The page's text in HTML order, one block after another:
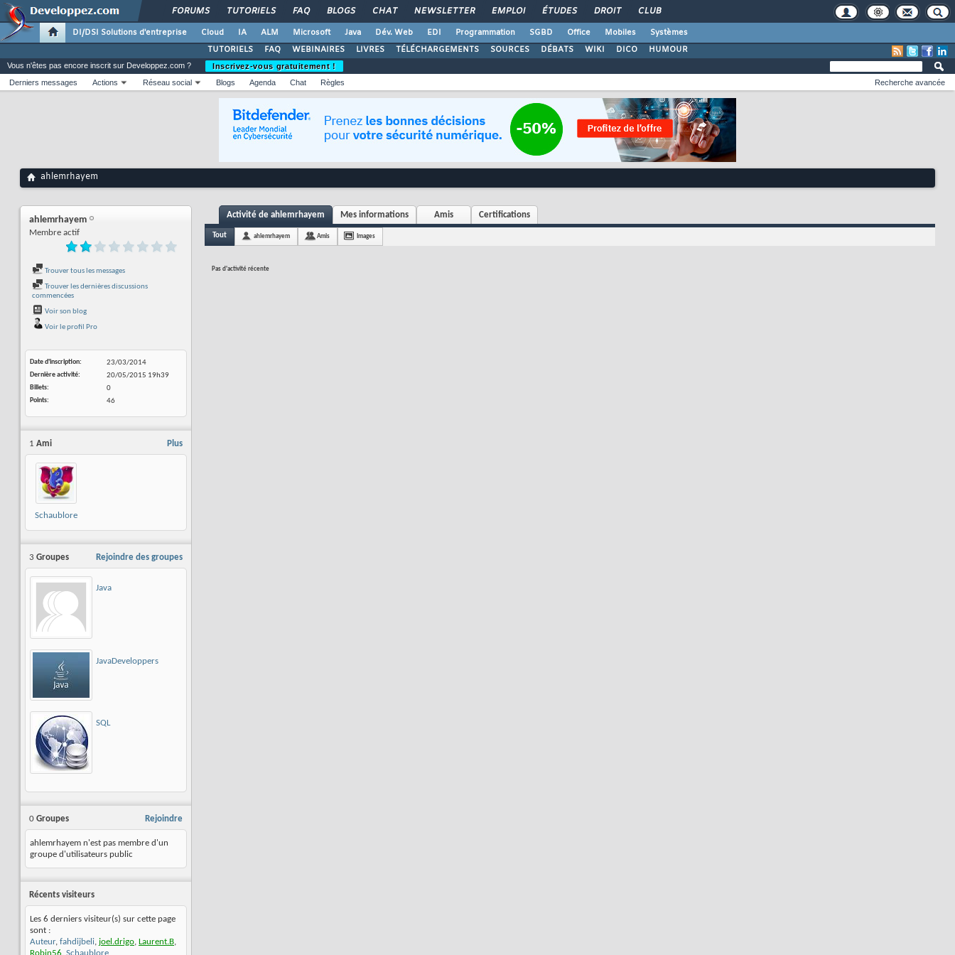
FORUMS TUTORIELS FAQ BLOGS CHAT NEWSLETTER EMPLOI ÉTUDES DROIT CLUB
DI/DSI Solutions d'entreprise Cloud IA ALM Microsoft Java Dév. Web EDI Programmation SGBD Office Mobiles
Systèmes
TUTORIELS
FAQ WEBINAIRES LIVRES TÉLÉCHARGEMENTS SOURCES DÉBATS WIKI DICO HUMOUR
Vous n'êtes pas encore inscrit sur Developpez.com ?
Inscrivez-vous gratuitement !
Derniers messages
Actions Réseau social Blogs Agenda Chat Règles Recherche avancée
ahlemrhayem
ahlemrhayem
Membre actif
Trouver tous les messages
Trouver les dernières discussions
commencées
Voir son blog
Voir le profil Pro
Date d'inscription
23/03/2014
Dernière activité
20/05/2015 19h39
Billets
0
Points
46
Plus
1 Ami
Schaublore
Rejoindre des groupes
3 Groupes
Java
JavaDeveloppers
SQL
Rejoindre
0 Groupes
ahlemrhayem n'est pas membre d'un
groupe d'utilisateurs public
Récents visiteurs
Les 6 derniers visiteur(s) sur cette page
sont :
Auteur, fahdijbeli, joel.drigo, Laurent.B,
Activité de ahlemrhayem Mes informations Amis Certifications
Tout ahlemrhayem Amis Images
Pas d'activité récente